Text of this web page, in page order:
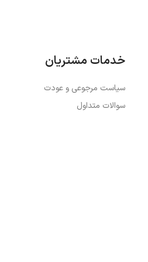
خدمات مشتریان
سیاست مرجوعی و عودت
سوالات متداول